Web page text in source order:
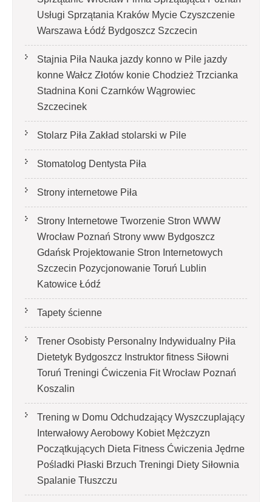
Usługi Sprzątania Kraków Mycie Czyszczenie
Warszawa Łódź Bydgoszcz Szczecin
Stajnia Piła Nauka jazdy konno w Pile jazdy
konne Wałcz Złotów konie Chodzież Trzcianka
Stadnina Koni Czarnków Wągrowiec
Szczecinek
Stolarz Piła Zakład stolarski w Pile
Stomatolog Dentysta Piła
Strony internetowe Piła
Strony Internetowe Tworzenie Stron WWW
Wrocław Poznań Strony www Bydgoszcz
Gdańsk Projektowanie Stron Internetowych
Szczecin Pozycjonowanie Toruń Lublin
Katowice Łódź
Tapety ścienne
Trener Osobisty Personalny Indywidualny Piła
Dietetyk Bydgoszcz Instruktor fitness Siłowni
Toruń Treningi Ćwiczenia Fit Wrocław Poznań
Koszalin
Trening w Domu Odchudzający Wyszczuplający
Interwałowy Aerobowy Kobiet Mężczyzn
Początkujących Dieta Fitness Ćwiczenia Jędrne
Pośladki Płaski Brzuch Treningi Diety Siłownia
Spalanie Tłuszczu